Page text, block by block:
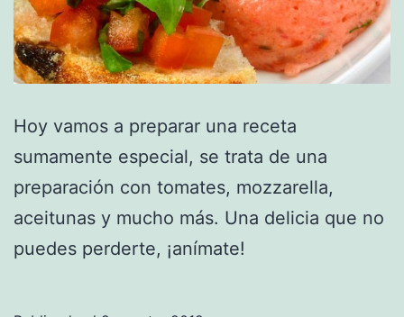
Hoy vamos a preparar una receta
sumamente especial, se trata de una
preparación con tomates, mozzarella,
aceitunas y mucho más. Una delicia que no
puedes perderte, ¡anímate!